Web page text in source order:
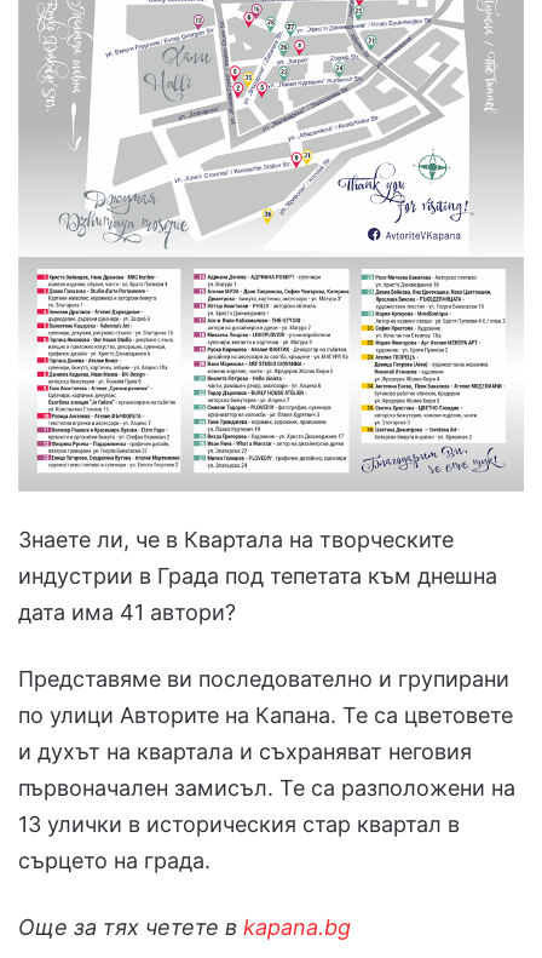
Знаете ли, че в Квартала на творческите
индустрии в Града под тепетата към днешна
дата има 41 автори?
Представяме ви последователно и групирани
по улици Авторите на Капана. Те са цветовете
и духът на квартала и съхраняват неговия
първоначален замисъл. Те са разположени на
13 улички в историческия стар квартал в
сърцето на града.
Още за тях четете в kapana.bg